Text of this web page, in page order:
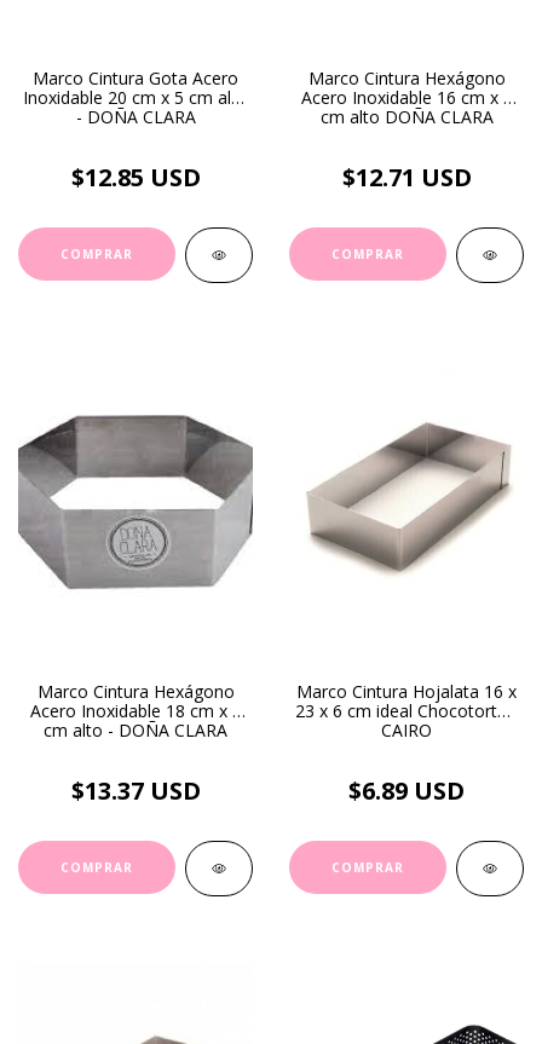
Marco Cintura Gota Acero
Inoxidable 20 cm x 5 cm alto
- DOÑA CLARA
$12.85 USD
Marco Cintura Hexágono
Acero Inoxidable 16 cm x 5
cm alto DOÑA CLARA
$12.71 USD
Marco Cintura Hexágono
Acero Inoxidable 18 cm x 5
cm alto - DOÑA CLARA
$13.37 USD
Marco Cintura Hojalata 16 x
23 x 6 cm ideal Chocotorta -
CAIRO
$6.89 USD